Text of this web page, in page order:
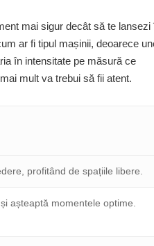
mai sigur decât să te lansezi
ar fi tipul mașinii, deoarece
în intensitate pe măsură ce
mult va trebui să fii atent.
profitând de spațiile libere.
așteaptă momentele optime.